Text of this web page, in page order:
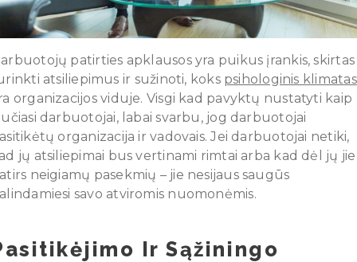
patirties apklausos yra puikus įrankis, skirtas
atsiliepimus ir sužinoti, koks psihologinis klimatas
organizacijos viduje. Visgi kad pavyktų nustatyti kaip
darbuotojai, labai svarbu, jog darbuotojai
organizacija ir vadovais. Jei darbuotojai netiki,
jų atsiliepimai bus vertinami rimtai arba kad dėl jų jie
neigiamų pasekmių – jie nesijaus saugūs
savo atviromis nuomonėmis.
Ir Sąžiningo